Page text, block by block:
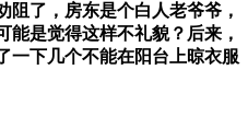
阻了，房东是个白人老爷爷，
能是觉得这样不礼貌？后来，
一下几个不能在阳台上晾衣服